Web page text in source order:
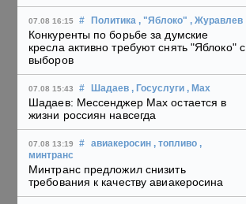
07.08 16:15 # Политика , "Яблоко" , Журавлев
Конкуренты по борьбе за думские
кресла активно требуют снять "Яблоко" с
выборов
07.08 15:43 # Шадаев , Госуслуги , Max
Шадаев: Мессенджер Max остается в
жизни россиян навсегда
07.08 13:19 # авиакеросин , топливо ,
минтранс
Минтранс предложил снизить
требования к качеству авиакеросина